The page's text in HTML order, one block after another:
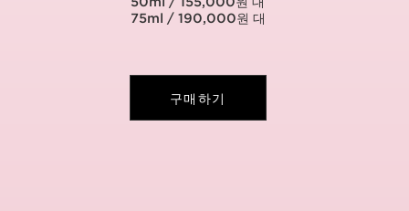
75ml / 190,000원 대
구매하기